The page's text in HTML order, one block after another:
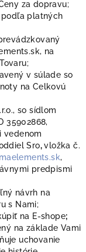
za dopravu;
platných
na
v súlade so
na Celkovú
so sídlom
35902868,
vedenom
Sro,vložka č.
,
predpismi
návrh na
s Nami;
na E-shope;
na základe Vami
uchovanie